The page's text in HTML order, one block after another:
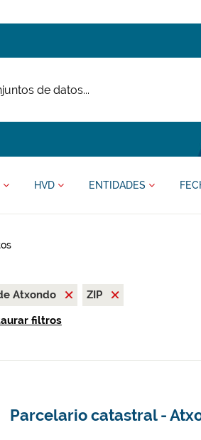
HVD ENTIDADES
Atxondo
ZIP
filtros
Parcelario catastral -